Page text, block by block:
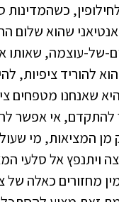
כשהמדינות
שהוא שלום
של-עוצמה, שאותו
להוריד ציפיות,
שאנחנו מטפחים
להתקדם, אי אפשר
המציאות, מי
ויתנפץ אל סלעי
מחזורים כאלה של